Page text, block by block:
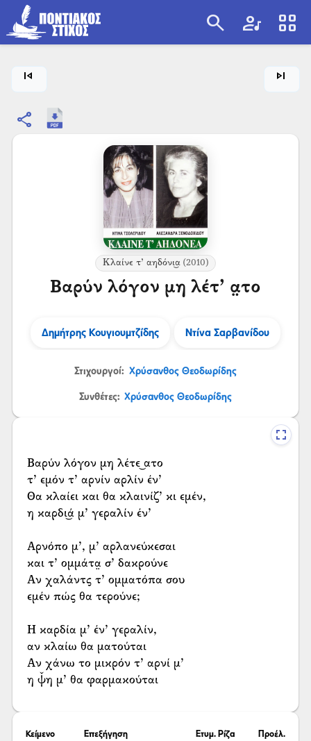
search artist view_cozy
skip_previous skip_next
share
Κλαίνε τ’ αηδόνι͜α(2010)
Βαρύν λόγον μη λέτ’ α̤το
Δημήτρης Κουγιουμτζίδης Ντίνα Σαρβανίδου
Στιχουργοί: Χρύσανθος Θεοδωρίδης
Συνθέτες: Χρύσανθος Θεοδωρίδης
Βαρύν λόγον μη λέτε͜ ατο
τ’ εμόν τ’ αρνίν αρλίν έν’
Θα κλαίει και θα κλαινίζ’ κι εμέν,
η καρδι͜ά μ’ γεραλίν έν’
Αρνόπο μ’, μ’ αρλανεύκεσαι
και τ’ ομμάτα̤ σ’ δακρούνε
Αν χαλάντς τ’ ομματόπα σου
εμέν πώς θα τερούνε;
Η καρδία μ’ έν’ γεραλίν,
αν κλαίω θα ματούται
Αν χάνω το μικρόν τ’ αρνί μ’
η ψ̌η μ’ θα φαρμακούται
Κείμενο Επεξήγηση Ετυμ. Ρίζα Προέλ.